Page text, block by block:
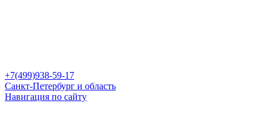
+7(499)938-59-17
Санкт-Петербург и область
Навигация по сайту